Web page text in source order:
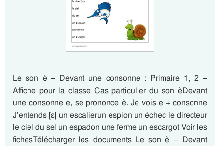
Le son è – Devant une consonne : Primaire 1, 2 –
Affiche pour la classe Cas particulier du son èDevant
une consonne e, se prononce è. Je vois e + consonne
J’entends [ɛ] un escalierun espion un échec le directeur
le ciel du sel un espadon une ferme un escargot Voir les
fichesTélécharger les documents Le son è – Devant